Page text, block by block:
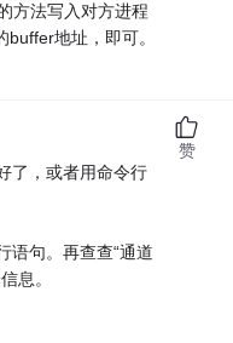
方法写入对方进程
地址，即可。
了，或者用命令行
语句。再查查“通道
息。
赞